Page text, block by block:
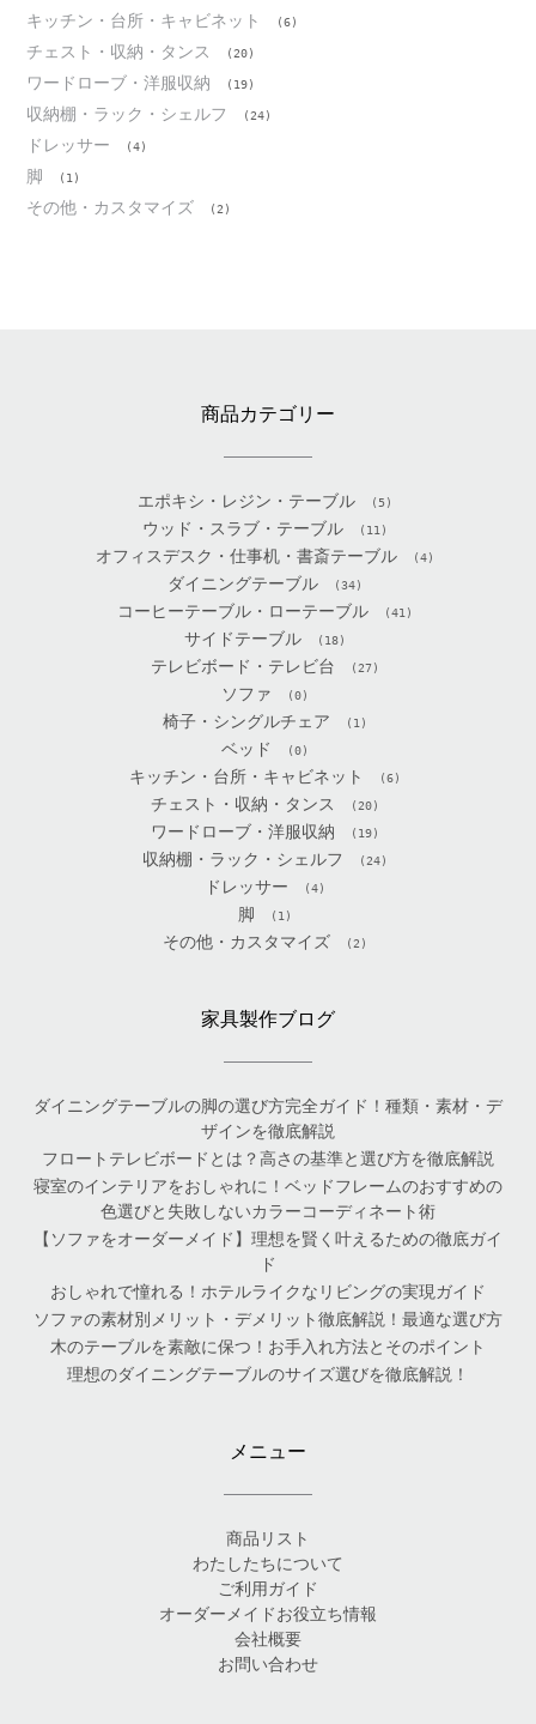
キッチン・台所・キャビネット (6)
チェスト・収納・タンス (20)
ワードローブ・洋服収納 (19)
収納棚・ラック・シェルフ (24)
ドレッサー (4)
脚 (1)
その他・カスタマイズ (2)
商品カテゴリー
エポキシ・レジン・テーブル (5)
ウッド・スラブ・テーブル (11)
オフィスデスク・仕事机・書斎テーブル (4)
ダイニングテーブル (34)
コーヒーテーブル・ローテーブル (41)
サイドテーブル (18)
テレビボード・テレビ台 (27)
ソファ (0)
椅子・シングルチェア (1)
ベッド (0)
キッチン・台所・キャビネット (6)
チェスト・収納・タンス (20)
ワードローブ・洋服収納 (19)
収納棚・ラック・シェルフ (24)
ドレッサー (4)
脚 (1)
その他・カスタマイズ (2)
家具製作ブログ
ダイニングテーブルの脚の選び方完全ガイド！種類・素材・デ
ザインを徹底解説
フロートテレビボードとは？高さの基準と選び方を徹底解説
寝室のインテリアをおしゃれに！ベッドフレームのおすすめの
色選びと失敗しないカラーコーディネート術
【ソファをオーダーメイド】理想を賢く叶えるための徹底ガイ
ド
おしゃれで憧れる！ホテルライクなリビングの実現ガイド
ソファの素材別メリット・デメリット徹底解説！最適な選び方
木のテーブルを素敵に保つ！お手入れ方法とそのポイント
理想のダイニングテーブルのサイズ選びを徹底解説！
メニュー
商品リスト
わたしたちについて
ご利用ガイド
オーダーメイドお役立ち情報
会社概要
お問い合わせ